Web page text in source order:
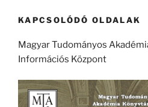
KAPCSOLÓDÓ OLDALAK
Magyar Tudományos
Információs Központ